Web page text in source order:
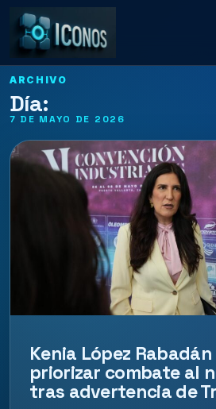
ARCHIVO
Día:
7 DE MAYO DE 2026
Kenia López
priorizar combate al
tras advertencia de